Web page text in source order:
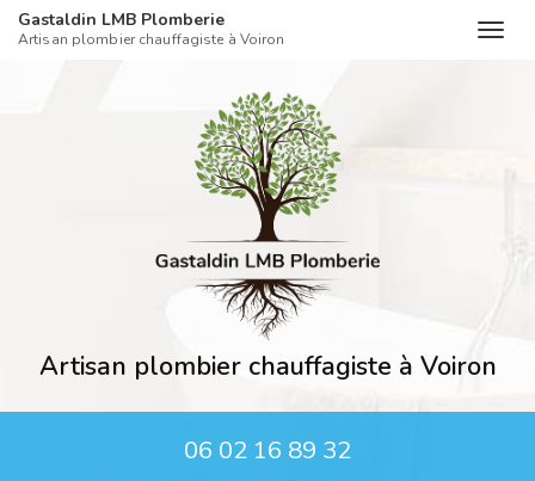
Gastaldin LMB Plomberie
Artisan plombier chauffagiste à Voiron
Artisan plombier chauffagiste à Voiron
06 02 16 89 32